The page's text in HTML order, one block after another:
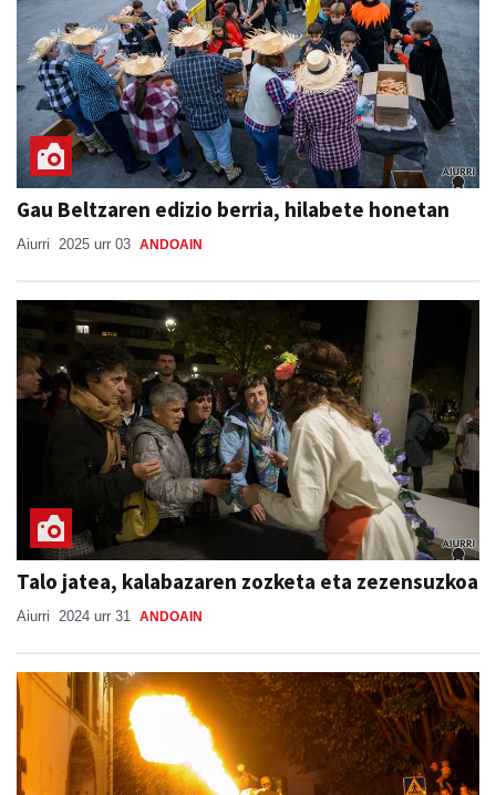
Gau Beltzaren edizio berria, hilabete honetan
Aiurri 2025 urr 03 ANDOAIN
Talo jatea, kalabazaren zozketa eta zezensuzkoa
Aiurri 2024 urr 31 ANDOAIN